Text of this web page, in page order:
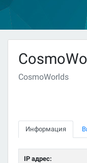
CosmoWorlds
Информация
IP адрес: